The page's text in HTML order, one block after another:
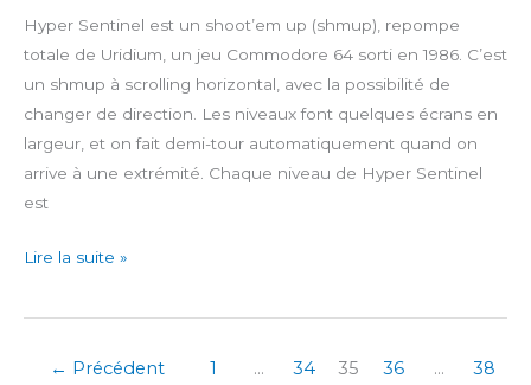
Hyper Sentinel est un shoot’em up (shmup), repompe
totale de Uridium, un jeu Commodore 64 sorti en 1986. C’est
un shmup à scrolling horizontal, avec la possibilité de
changer de direction. Les niveaux font quelques écrans en
largeur, et on fait demi-tour automatiquement quand on
arrive à une extrémité. Chaque niveau de Hyper Sentinel
est
Hyper
Lire la suite »
← Précédent 1 … 34 35 36 …
38